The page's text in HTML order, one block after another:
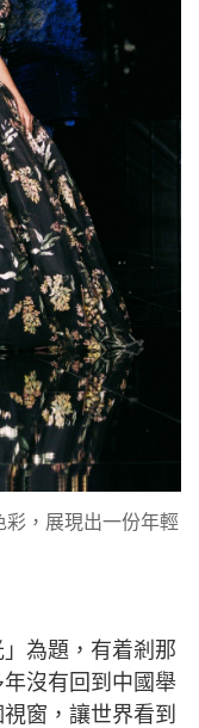
，展現出一份年輕
為題，有着剎那
沒有回到中國舉
窗，讓世界看到